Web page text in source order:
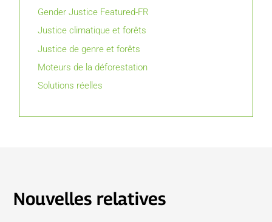
Gender Justice Featured-FR
Justice climatique et forêts
Justice de genre et forêts
Moteurs de la déforestation
Solutions réelles
Nouvelles relatives